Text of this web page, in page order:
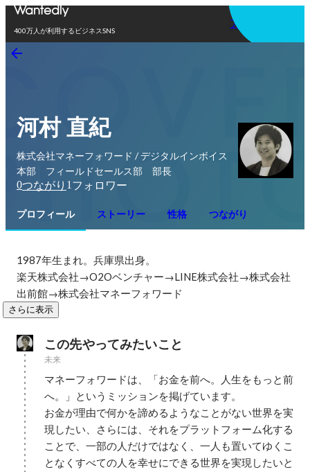
400万人が利用するビジネスSNS
アプリを使う
河村 直紀
株式会社マネーフォワード / デジタルインボイス
本部 フィールドセールス部 部長
0つながり 1 フォロワー
プロフィール ストーリー 性格 つながり
1987年生まれ。兵庫県出身。
楽天株式会社→O2Oベンチャー→LINE株式会社→株式会社
出前館→株式会社マネーフォワード
さらに表示
この先やってみたいこと
未来
マネーフォワードは、「お金を前へ。人生をもっと前
へ。」というミッションを掲げています。
お金が理由で何かを諦めるようなことがない世界を実
現したい、さらには、それをプラットフォーム化する
ことで、一部の人だけではなく、一人も置いてゆくこ
となくすべての人を幸せにできる世界を実現したいと